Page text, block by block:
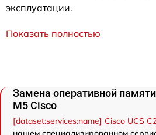
эксплуатации.
Показать полностью
Замена оперативной
M5 Cisco
[dataset:services:name] Cisco UCS